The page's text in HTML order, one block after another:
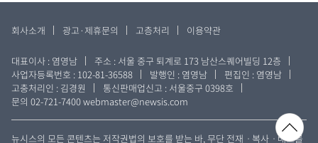
회사소개 광고·제휴문의 고층처리 이용약관
대표이사 : 염영남
주소 : 서울 중구 퇴계로 173 남산스퀘어빌딩 12층
사업자등록번호 : 102-81-36588
발행인 : 염영남
편집인 : 염영남
고충처리인 : 김경원
통신판매업신고 : 서울중구 0398호
문의 02-721-7400webmaster@newsis.com
뉴시스의 모든 콘텐츠는 저작권법의 보호를 받는 바, 무단 전재ㆍ복사ㆍ배포를